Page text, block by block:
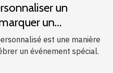
un
un
est une manière
un événement spécial.